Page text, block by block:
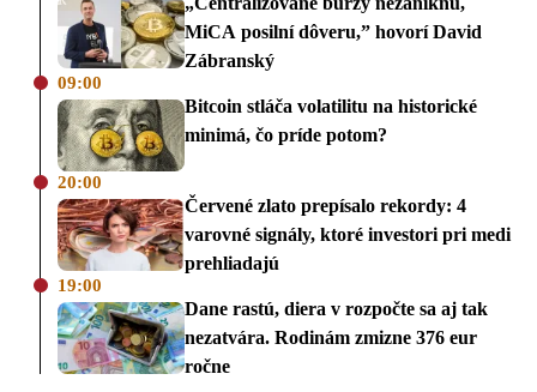
MiCA posilní dôveru,” hovorí David
Zábranský
09:00
Bitcoin stláča volatilitu na historické
minimá, čo príde potom?
20:00
Červené zlato prepísalo rekordy: 4
varovné signály, ktoré investori pri medi
prehliadajú
19:00
Dane rastú, diera v rozpočte sa aj tak
nezatvára. Rodinám zmizne 376 eur
ročne